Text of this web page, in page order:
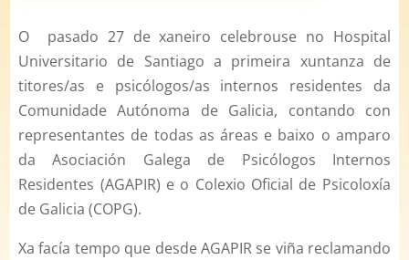
O pasado 27 de xaneiro celebrouse no Hospital
Universitario de Santiago a primeira xuntanza de
titores/as e psicólogos/as internos residentes da
Comunidade Autónoma de Galicia, contando con
representantes de todas as áreas e baixo o amparo
da Asociación Galega de Psicólogos Internos
Residentes (AGAPIR) e o Colexio Oficial de Psicoloxía
de Galicia (COPG).
Xa facía tempo que desde AGAPIR se viña reclamando